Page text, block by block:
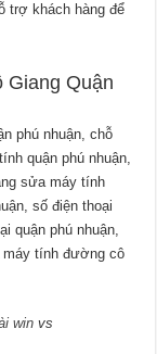
trợ khách hàng để
Giang Quận
phú nhuận, chỗ
quận phú nhuận,
sửa máy tính
số điện thoại
quận phú nhuận,
tính đường cô
win vs